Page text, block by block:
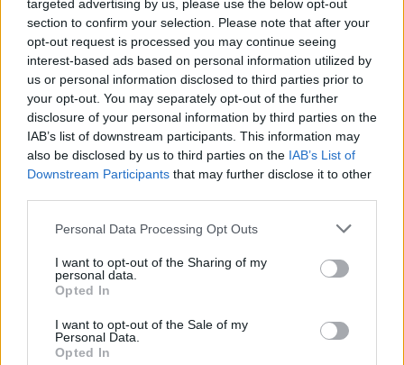
targeted advertising by us, please use the below opt-out
section to confirm your selection. Please note that after your
opt-out request is processed you may continue seeing
interest-based ads based on personal information utilized by
us or personal information disclosed to third parties prior to
your opt-out. You may separately opt-out of the further
disclosure of your personal information by third parties on the
IAB’s list of downstream participants. This information may
also be disclosed by us to third parties on the IAB’s List of
Downstream Participants that may further disclose it to other
Personal Data Processing Opt Outs
I want to opt-out of the Sharing of my
personal data.
Opted In
I want to opt-out of the Sale of my
Personal Data.
Opted In
A tegnapi nagy volumenű bejelentések között elsiklott a
sokadik középsúlyú bejelentés amiről egy ideje már
regél a nép, meg mi is.
MMA